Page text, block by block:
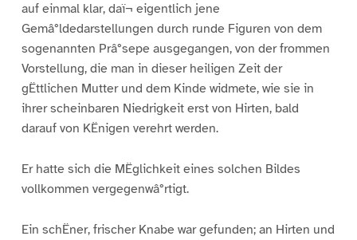
auf einmal klar, daï¬ eigentlich jene
Gemâ°ldedarstellungen durch runde Figuren von dem
sogenannten Prâ°sepe ausgegangen, von der frommen
Vorstellung, die man in dieser heiligen Zeit der
gËttlichen Mutter und dem Kinde widmete, wie sie in
ihrer scheinbaren Niedrigkeit erst von Hirten, bald
darauf von KËnigen verehrt werden.
Er hatte sich die MËglichkeit eines solchen Bildes
vollkommen vergegenwâ°rtigt.
Ein schËner, frischer Knabe war gefunden; an Hirten und